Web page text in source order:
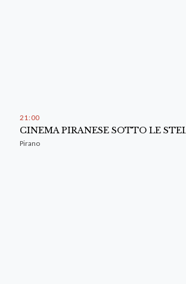
21 : 00
CINEMA PIRANESE SOTTO LE
Pirano